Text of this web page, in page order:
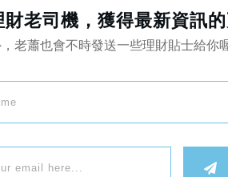
老司機，獲得最新資訊的
老蕭也會不時發送一些理財貼士給你